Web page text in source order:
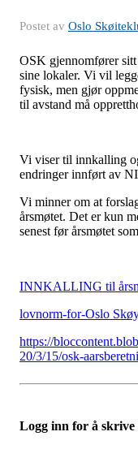
Postet av Oslo
OSK gjennomfører
sine lokaler. Vi vil
fysisk, men gjør
til avstand må
Vi viser til innkalling
endringer innført av
Vi minner om at
årsmøtet. Det er kun
senest før årsmøtet
INNKALLING til
lovnorm-for-Oslo
https://
20/3/15/osk-
Logg inn for å skrive